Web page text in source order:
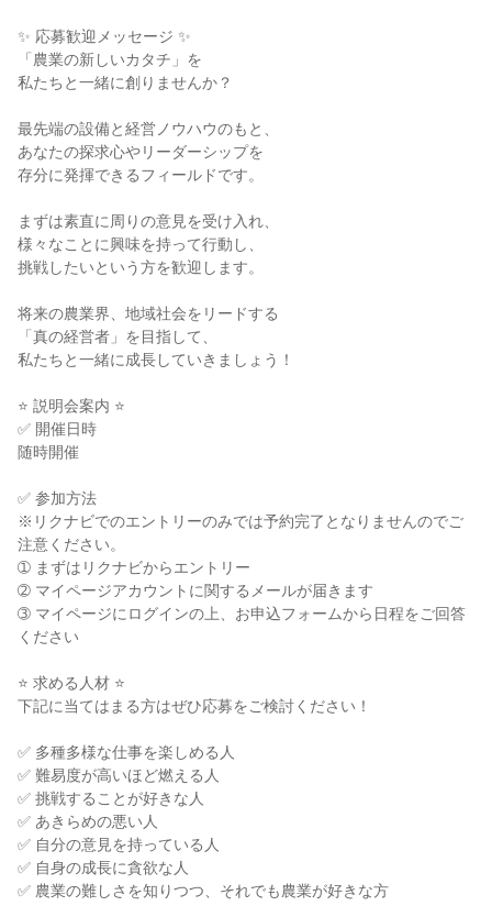
✨ 応募歓迎メッセージ ✨
「農業の新しいカタチ」を
私たちと一緒に創りませんか？
最先端の設備と経営ノウハウのもと、
あなたの探求心やリーダーシップを
存分に発揮できるフィールドです。
まずは素直に周りの意見を受け入れ、
様々なことに興味を持って行動し、
挑戦したいという方を歓迎します。
将来の農業界、地域社会をリードする
「真の経営者」を目指して、
私たちと一緒に成長していきましょう！
⭐ 説明会案内 ⭐
✅ 開催日時
随時開催
✅ 参加方法
※リクナビでのエントリーのみでは予約完了となりませんのでご
注意ください。
➀ まずはリクナビからエントリー
➁ マイページアカウントに関するメールが届きます
➂ マイページにログインの上、お申込フォームから日程をご回答
ください
⭐ 求める人材 ⭐
下記に当てはまる方はぜひ応募をご検討ください！
✅ 多種多様な仕事を楽しめる人
✅ 難易度が高いほど燃える人
✅ 挑戦することが好きな人
✅ あきらめの悪い人
✅ 自分の意見を持っている人
✅ 自身の成長に貪欲な人
✅ 農業の難しさを知りつつ、それでも農業が好きな方